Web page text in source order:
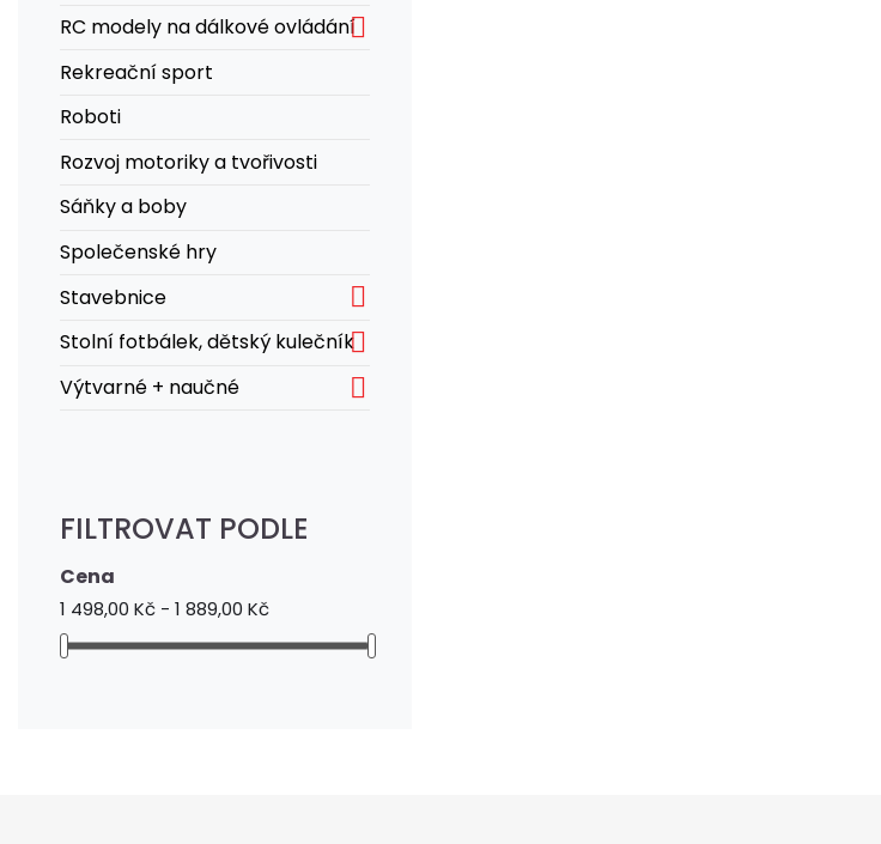
RC modely na dálkové ovládání
Rekreační sport
Roboti
Rozvoj motoriky a tvořivosti
Sáňky a boby
Společenské hry
Stavebnice

Stolní fotbálek, dětský kulečník
Výtvarné + naučné 
FILTROVAT PODLE
Cena
1 498,00 Kč - 1 889,00 Kč